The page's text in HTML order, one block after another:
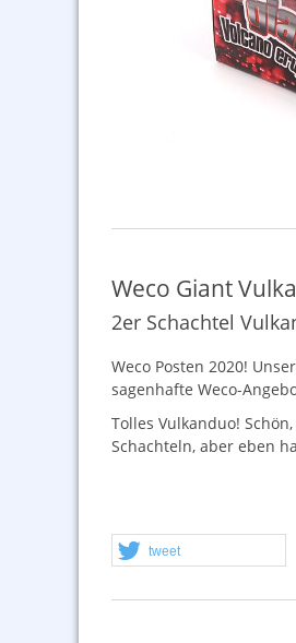
Weco Giant
2er Schachtel
Weco Posten 2020!
sagenhafte Weco-
Tolles Vulkanduo!
Schachteln, aber eben
tweet